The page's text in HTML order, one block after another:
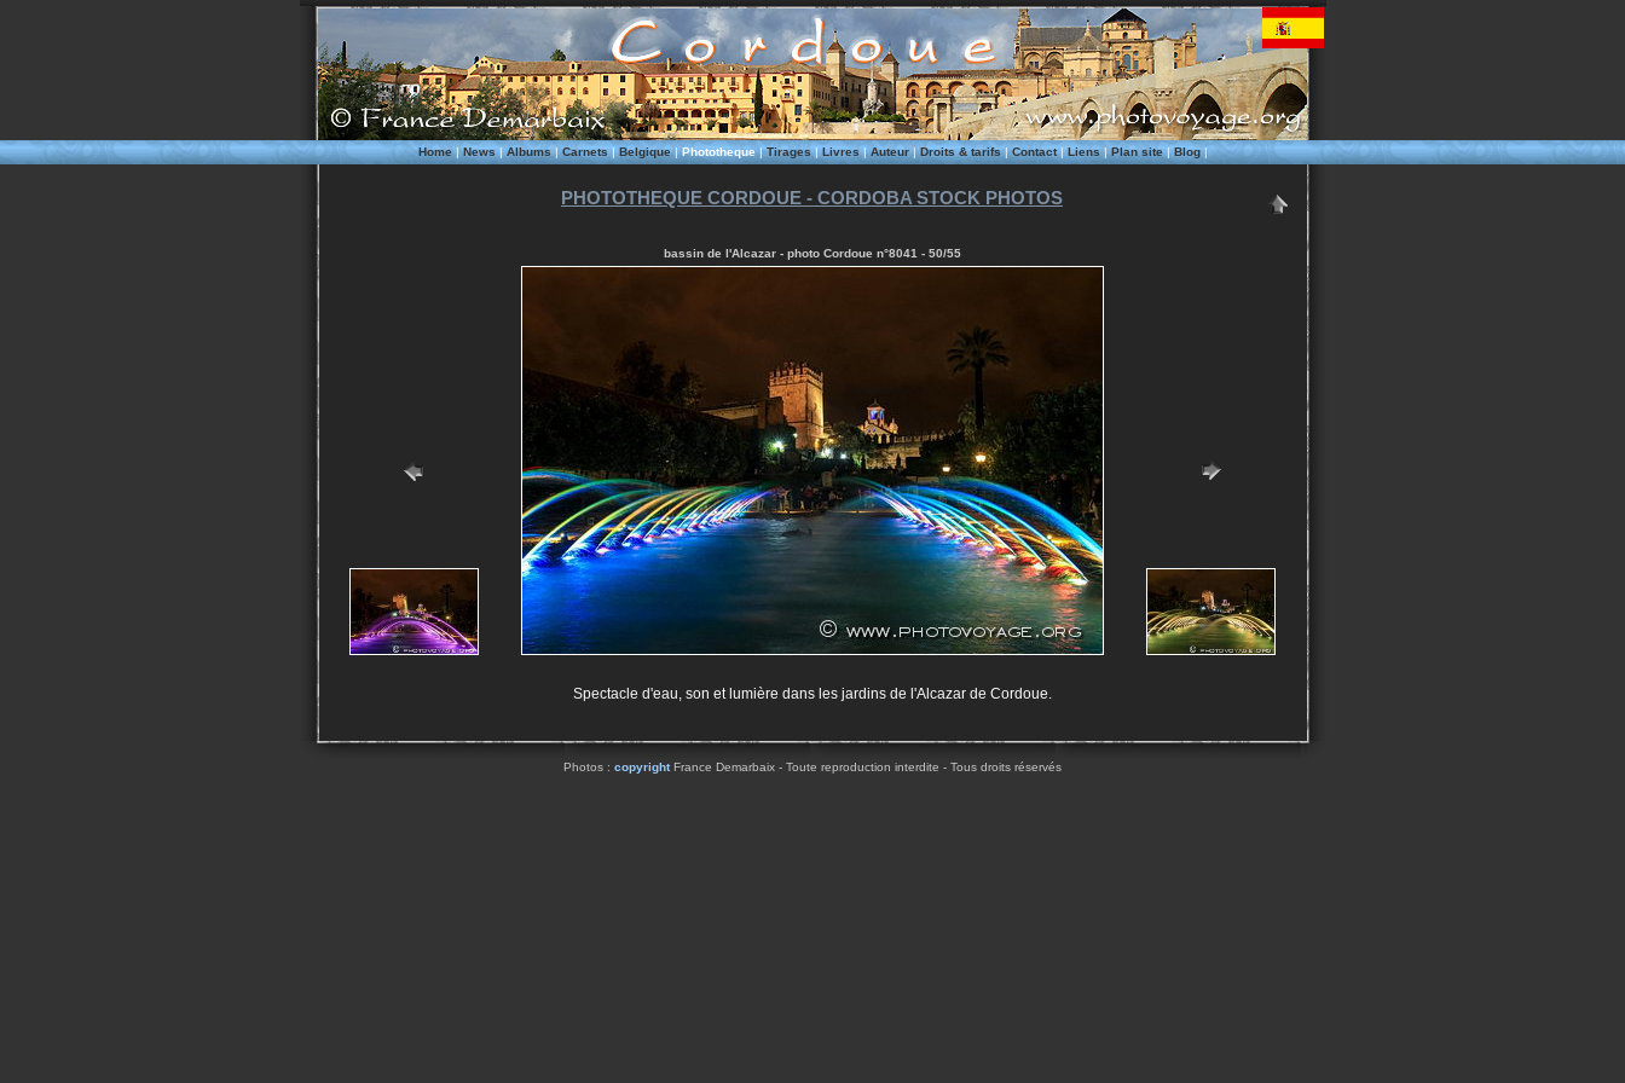
Home|News| Albums| Carnets|Belgique|Phototheque|Tirages|Livres|Auteur|Droits & tarifs|Contact|Liens|Plan site|Blog|
PHOTOTHEQUE CORDOUE - CORDOBA STOCK PHOTOS
bassin de l'Alcazar - photo Cordoue n°8041 - 50/55
Spectacle d'eau, son et lumière dans les jardins de l'Alcazar de Cordoue.
Photos : copyrightFrance Demarbaix - Toute reproduction interdite - Tous droits réservés